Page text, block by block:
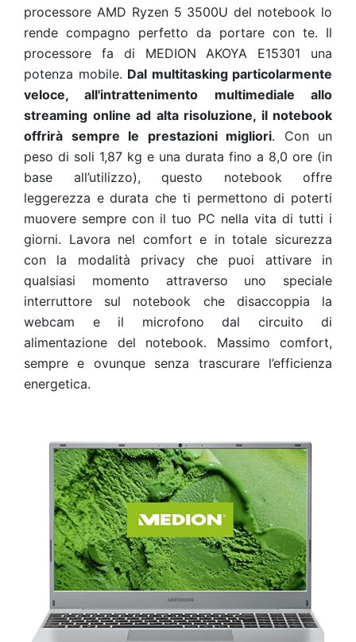
processore AMD Ryzen 5 3500U del notebook lo
rende compagno perfetto da portare con te. Il
processore fa di MEDION AKOYA E15301 una
potenza mobile. Dal multitasking particolarmente
veloce, all'intrattenimento multimediale allo
streaming online ad alta risoluzione, il notebook
offrirà sempre le prestazioni migliori. Con un
peso di soli 1,87 kg e una durata fino a 8,0 ore (in
base all’utilizzo), questo notebook offre
leggerezza e durata che ti permettono di poterti
muovere sempre con il tuo PC nella vita di tutti i
giorni. Lavora nel comfort e in totale sicurezza
con la modalità privacy che puoi attivare in
qualsiasi momento attraverso uno speciale
interruttore sul notebook che disaccoppia la
webcam e il microfono dal circuito di
alimentazione del notebook. Massimo comfort,
sempre e ovunque senza trascurare l’efficienza
energetica.